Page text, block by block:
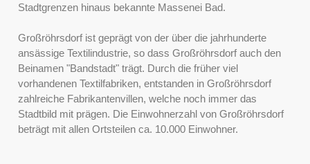
Stadtgrenzen hinaus bekannte Massenei Bad.
Großröhrsdorf ist geprägt von der über die jahrhunderte
ansässige Textilindustrie, so dass Großröhrsdorf auch den
Beinamen "Bandstadt" trägt. Durch die früher viel
vorhandenen Textilfabriken, entstanden in Großröhrsdorf
zahlreiche Fabrikantenvillen, welche noch immer das
Stadtbild mit prägen. Die Einwohnerzahl von Großröhrsdorf
beträgt mit allen Ortsteilen ca. 10.000 Einwohner.